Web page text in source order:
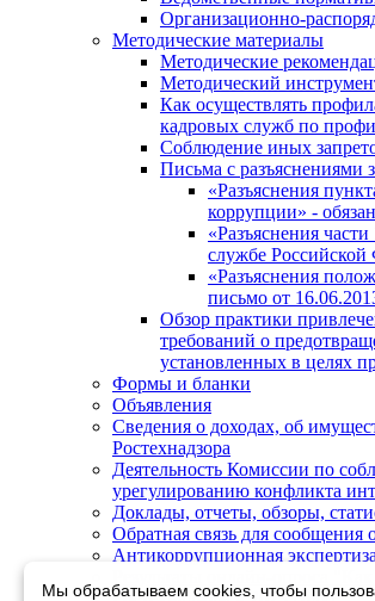
Организационно-
Методические материалы
Методические
Методический
Как осуществлять
кадровых служб по
Соблюдение иных
Письма с разъяснениями
«Разъяснения
коррупции» -
«Разъяснения
службе Российской
«Разъяснения
письмо от
Обзор практики
требований о
установленных в целях
Формы и бланки
Объявления
Сведения о доходах, об
Ростехнадзора
Деятельность Комиссии по
урегулированию конфликта
Доклады, отчеты, обзоры,
Обратная связь для сообщения
Антикоррупционная экспертиза
Результаты онлайн-опроса
Мы обрабатываем cookies, чтобы